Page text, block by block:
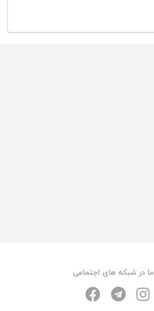
ما در شبکه های اجتماعی